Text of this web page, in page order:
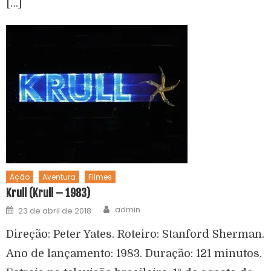
[…]
Ação Aventura Filmes
Krull (Krull – 1983)
23 de abril de 2018 admin
Direção: Peter Yates. Roteiro: Stanford Sherman.
Ano de lançamento: 1983. Duração: 121 minutos.